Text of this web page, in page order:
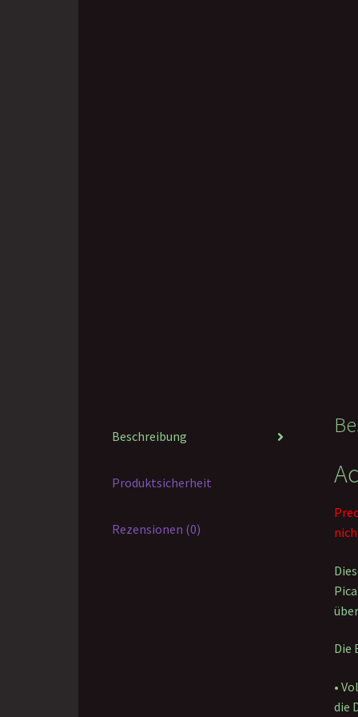
Beschreibung
Produktsicherheit
Rezensionen (0)
Die
•
die